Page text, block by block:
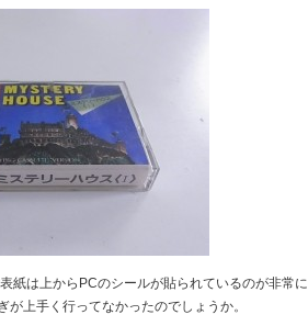
紙は上からPCのシールが貼られているのが非常に
上手く行ってなかったのでしょうか。